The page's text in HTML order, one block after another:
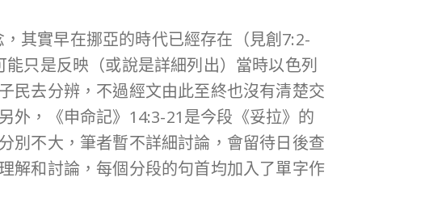
其實早在挪亞的時代已經存在（見創7:2-
只是反映（或說是詳細列出）當時以色列
民去分辨，不過經文由此至終也沒有清楚交
外，《申命記》14:3-21是今段《妥拉》的
別不大，筆者暫不詳細討論，會留待日後查
解和討論，每個分段的句首均加入了單字作